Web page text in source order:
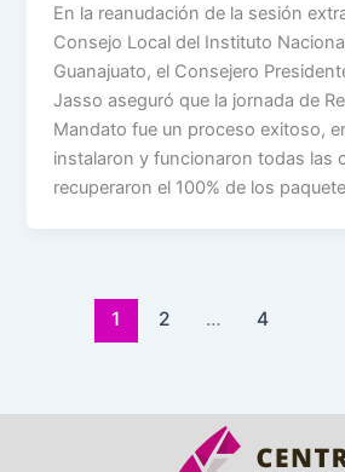
En la reanudación de la sesión
Consejo Local del Instituto
Guanajuato, el Consejero
Jasso aseguró que la jornada de
Mandato fue un proceso exitoso,
instalaron y funcionaron todas las
recuperaron el 100% de los
1 2 … 4